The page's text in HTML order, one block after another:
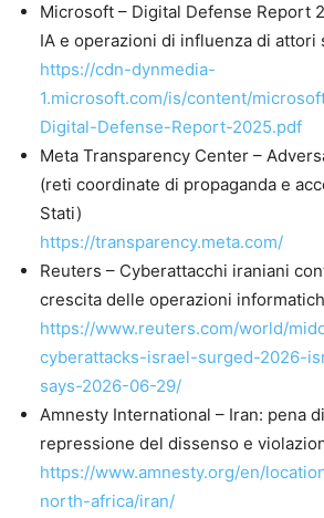
Microsoft – Digital Defense Report
IA e operazioni di influenza di attori
https://cdn-dynmedia-
1.microsoft.com/is/content/
Digital-Defense-Report-2025.pdf
Meta Transparency Center –
(reti coordinate di propaganda e
Stati)
https://transparency.meta.com/
Reuters – Cyberattacchi iraniani
crescita delle operazioni
https://www.reuters.com/world/
cyberattacks-israel-surged-2026-
says-2026-06-29/
Amnesty International – Iran: pena
repressione del dissenso e
https://www.amnesty.org/en/
north-africa/iran/